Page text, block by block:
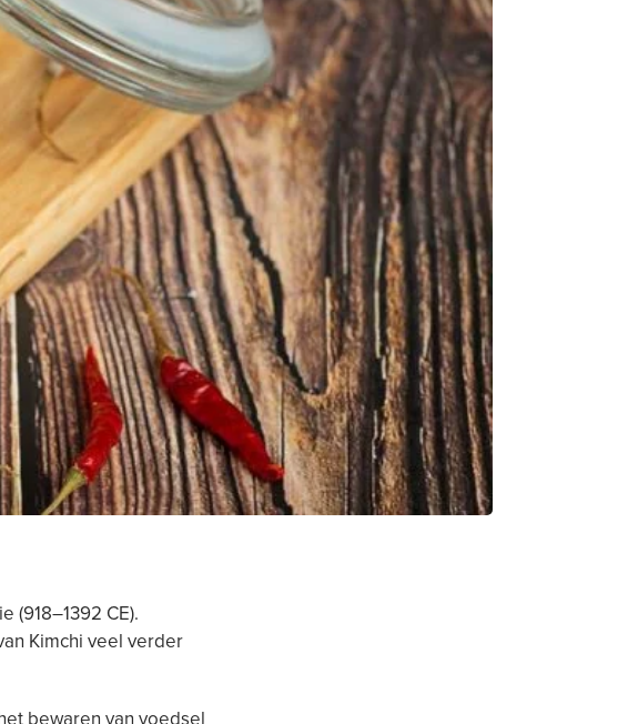
(918–1392 CE).
Kimchi veel verder